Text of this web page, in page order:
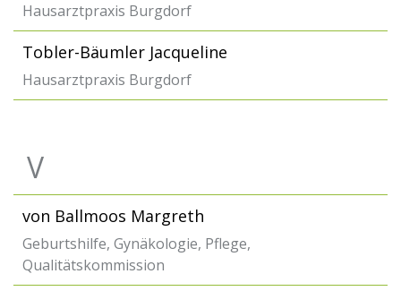
Hausarztpraxis Burgdorf
Tobler-Bäumler Jacqueline
Hausarztpraxis Burgdorf
V
von Ballmoos Margreth
Geburtshilfe, Gynäkologie, Pflege,
Qualitätskommission